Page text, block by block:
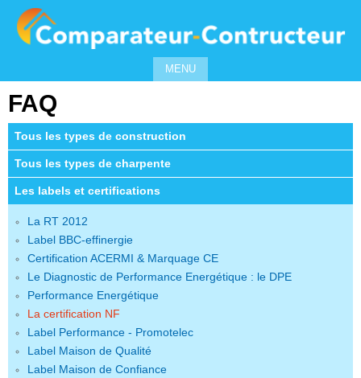
MENU
FAQ
Tous les types de construction
Tous les types de charpente
Les labels et certifications
La RT 2012
Label BBC-effinergie
Certification ACERMI & Marquage CE
Le Diagnostic de Performance Energétique : le DPE
Performance Energétique
La certification NF
Label Performance - Promotelec
Label Maison de Qualité
Label Maison de Confiance